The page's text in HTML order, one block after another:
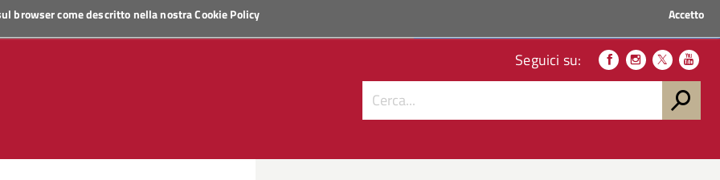
browser come descritto nella nostraCookie Policy Accetto
Seguici su: